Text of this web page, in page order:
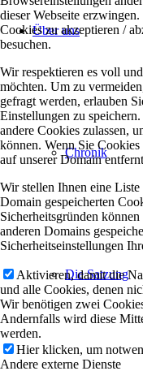
Über uns
Chronik
Die Satzung
dieser Webseite
Cookies zu akzeptieren /
besuchen.
Wir respektieren es voll
möchten. Um zu
gefragt werden, erlauben
Einstellungen zu
andere Cookies zulassen,
können. Wenn Sie
auf unserer Domain
Wir stellen Ihnen eine
Domain gespeicherten
Sicherheitsgründen
anderen Domains
Sicherheitseinstellungen
Aktivieren, damit die
und alle Cookies, denen
Wir benötigen zwei
Andernfalls wird diese
werden.
Hier klicken, um
Andere externe Dienste